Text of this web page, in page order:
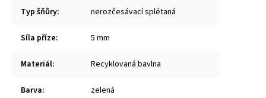
Typ šňůry: nerozčesávací splétaná
Síla příze: 5 mm
Materiál: Recyklovaná bavlna
Barva: zelená